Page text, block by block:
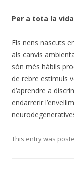
Per a tota la vida
Els nens nascuts
als canvis
són més hàbils
de rebre estímuls
d’aprendre a
endarrerir
This entry was